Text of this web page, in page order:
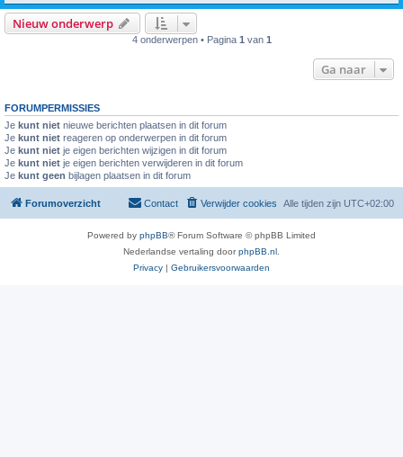
Nieuw onderwerp
4 onderwerpen • Pagina 1 van 1
Ga naar
FORUMPERMISSIES
Je kunt niet nieuwe berichten plaatsen in dit forum
Je kunt niet reageren op onderwerpen in dit forum
Je kunt niet je eigen berichten wijzigen in dit forum
Je kunt niet je eigen berichten verwijderen in dit forum
Je kunt geen bijlagen plaatsen in dit forum
Forumoverzicht Alle tijden zijn UTC+02:00
Verwijder cookies
Contact
Powered by phpBB® Forum Software © phpBB Limited
Nederlandse vertaling doorphpBB.nl
Privacy | Gebruikersvoorwaarden